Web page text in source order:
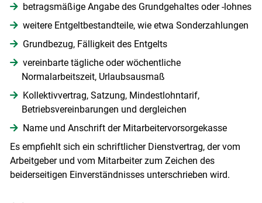
betragsmäßige Angabe des Grundgehaltes oder -lohnes
weitere Entgeltbestandteile, wie etwa Sonderzahlungen
Grundbezug, Fälligkeit des Entgelts
vereinbarte tägliche oder wöchentliche
Normalarbeitszeit, Urlaubsausmaß
Kollektivvertrag, Satzung, Mindestlohntarif,
Betriebsvereinbarungen und dergleichen
Name und Anschrift der Mitarbeitervorsorgekasse
Es empfiehlt sich ein schriftlicher Dienstvertrag, der vom
Arbeitgeber und vom Mitarbeiter zum Zeichen des
beiderseitigen Einverständnisses unterschrieben wird.